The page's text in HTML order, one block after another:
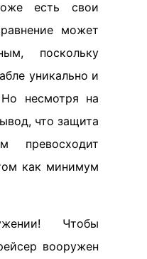
есть свои
может
поскольку
уникально и
несмотря на
что защита
превосходит
как минимум
Чтобы
вооружен